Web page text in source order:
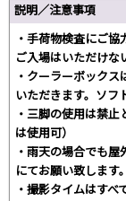
説明／注意事項
・手荷物検査にご
ご入場はいただけな
・クーラーボック
いただきます。ソフ
・三脚の使用は禁
は使用可）
・雨天の場合でも
にてお願い致します。
・撮影タイムはす